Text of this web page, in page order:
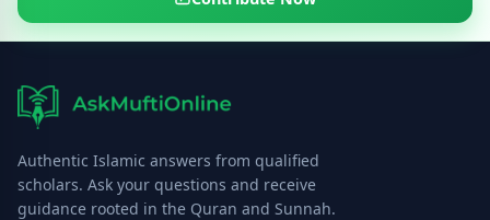
Authentic Islamic answers from qualified
scholars. Ask your questions and receive
guidance rooted in the Quran and Sunnah.